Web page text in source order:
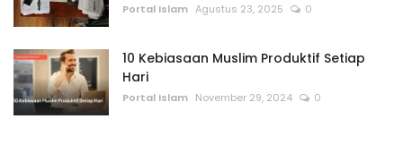
Portal Islam Agustus 23, 2025 0
10 Kebiasaan Muslim Produktif Setiap
Hari
Portal Islam November 29, 2024 0